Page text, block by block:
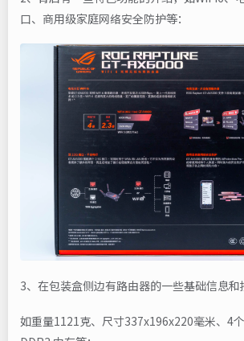
口、商用级家庭网络安全防护等：
3、在包装盒侧边有路由器的一些基础信息和
如重量1121克、尺寸337x196x220毫米、4